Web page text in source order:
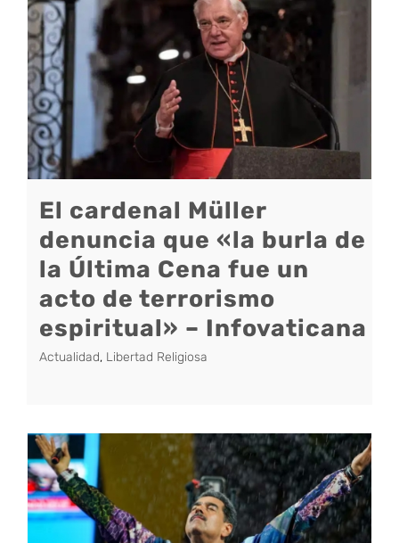
El cardenal Müller
denuncia que «la burla de
la Última Cena fue un
acto de terrorismo
espiritual» – Infovaticana
Actualidad, Libertad Religiosa